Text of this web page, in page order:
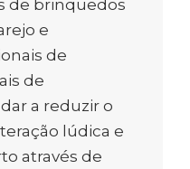
de brinquedos
e
de
de
a reduzir o
lúdica e
através de